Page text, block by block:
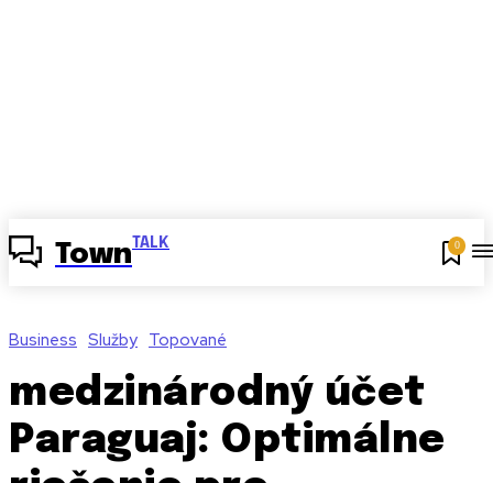
Town TALK 0
Business Služby Topované
medzinárodný účet
Paraguaj: Optimálne